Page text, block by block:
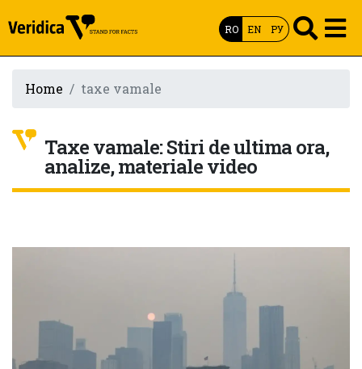
RO EN РУ
Home taxe vamale
Taxe vamale: Stiri de ultima ora,
analize, materiale video